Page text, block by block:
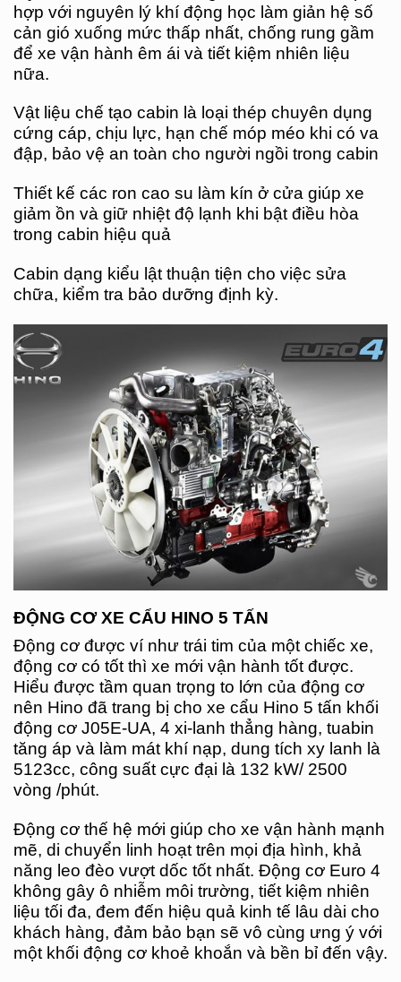
hợp với nguyên lý khí động học làm giản hệ số
cản gió xuống mức thấp nhất, chống rung gầm
để xe vận hành êm ái và tiết kiệm nhiên liệu
nữa.
Vật liệu chế tạo cabin là loại thép chuyên dụng
cứng cáp, chịu lực, hạn chế móp méo khi có va
đập, bảo vệ an toàn cho người ngồi trong cabin
Thiết kế các ron cao su làm kín ở cửa giúp xe
giảm ồn và giữ nhiệt độ lạnh khi bật điều hòa
trong cabin hiệu quả
Cabin dạng kiểu lật thuận tiện cho việc sửa
chữa, kiểm tra bảo dưỡng định kỳ.
ĐỘNG CƠ XE CẨU HINO 5 TẤN
Động cơ được ví như trái tim của một chiếc xe,
động cơ có tốt thì xe mới vận hành tốt được.
Hiểu được tầm quan trọng to lớn của động cơ
nên Hino đã trang bị cho xe cẩu Hino 5 tấn khối
động cơ J05E-UA, 4 xi-lanh thẳng hàng, tuabin
tăng áp và làm mát khí nạp, dung tích xy lanh là
5123cc, công suất cực đại là 132 kW/ 2500
vòng /phút.
Động cơ thế hệ mới giúp cho xe vận hành mạnh
mẽ, di chuyển linh hoạt trên mọi địa hình, khả
năng leo đèo vượt dốc tốt nhất. Động cơ Euro 4
không gây ô nhiễm môi trường, tiết kiệm nhiên
liệu tối đa, đem đến hiệu quả kinh tế lâu dài cho
khách hàng, đảm bảo bạn sẽ vô cùng ưng ý với
một khối động cơ khoẻ khoắn và bền bỉ đến vậy.